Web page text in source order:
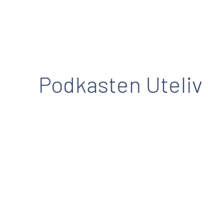
Podkasten Uteliv